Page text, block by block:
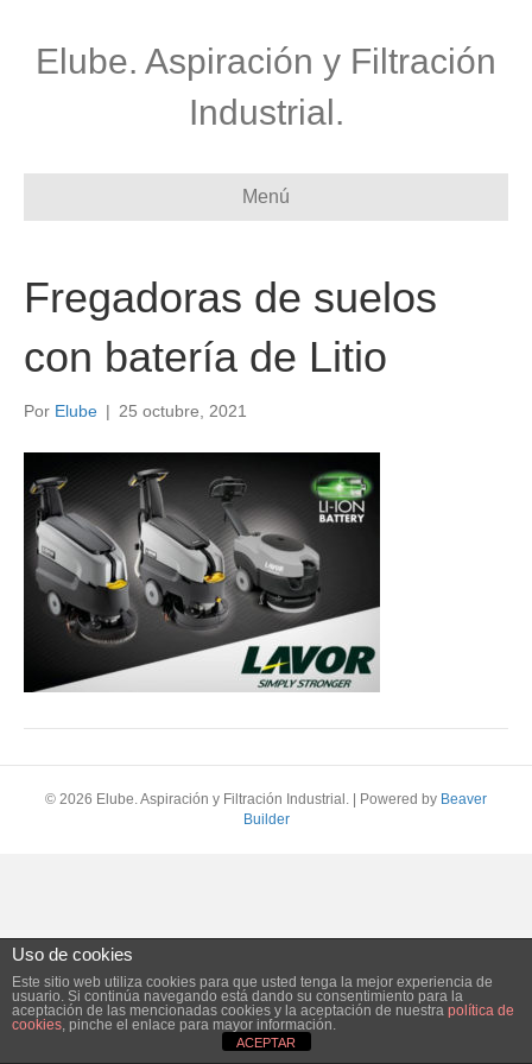
Elube. Aspiración y Filtración
Industrial.
Menú
Fregadoras de suelos
con batería de Litio
Por Elube | 25 octubre, 2021
© 2026 Elube. Aspiración y Filtración Industrial. Powered by Beaver
Builder
Uso de cookies
Este sitio web utiliza cookies para que usted tenga la mejor experiencia de
usuario. Si continúa navegando está dando su consentimiento para la
aceptación de las mencionadas cookies y la aceptación de nuestra política de
cookies, pinche el enlace para mayor información.
ACEPTAR